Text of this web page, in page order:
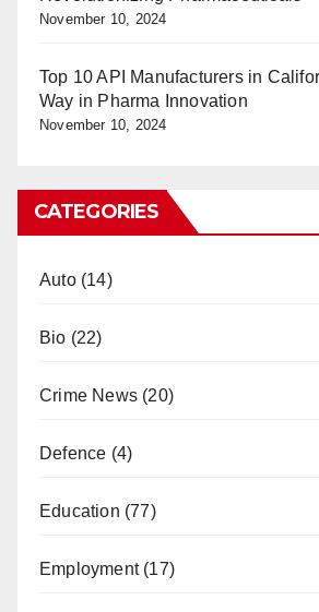
November 10, 2024
Top 10 API Manufacturers in
Way in Pharma Innovation
November 10, 2024
CATEGORIES
Auto(14)
Bio (22)
Crime News (20)
Defence (4)
Education (77)
Employment(17)